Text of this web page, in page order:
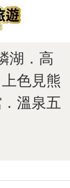
湖．高
色見熊
溫泉五